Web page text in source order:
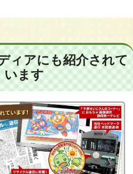
ィアにも紹介されて
います